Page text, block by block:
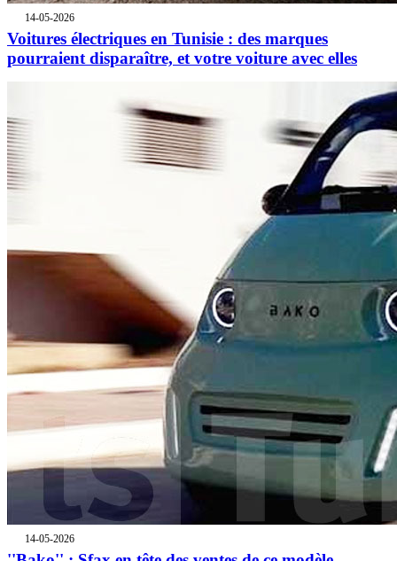
14-05-2026
Voitures électriques en Tunisie : des marques
pourraient disparaître, et votre voiture avec elles
14-05-2026